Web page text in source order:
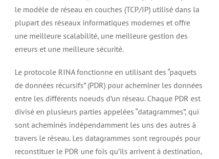
le modèle de réseau en couches (TCP/IP) utilisé dans la
plupart des réseaux informatiques modernes et offre
une meilleure scalabilité, une meilleure gestion des
erreurs et une meilleure sécurité.
Le protocole RINA fonctionne en utilisant des “paquets
de données récursifs” (PDR) pour acheminer les données
entre les différents noeuds d’un réseau. Chaque PDR est
divisé en plusieurs parties appelées “datagrammes”, qui
sont acheminés indépendamment les uns des autres à
travers le réseau. Les datagrammes sont regroupés pour
reconstituer le PDR une fois qu’ils arrivent à destination,